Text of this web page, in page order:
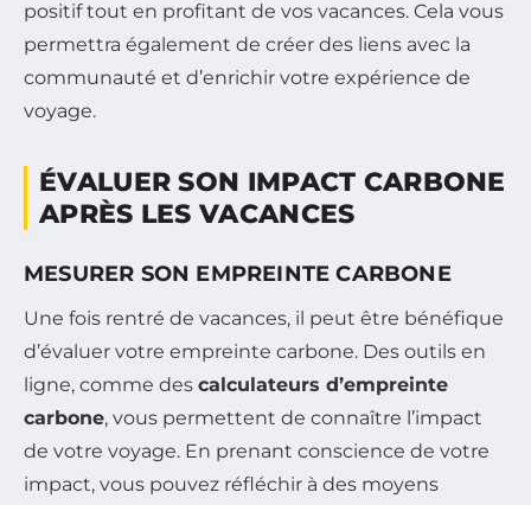
positif tout en profitant de vos vacances. Cela vous
permettra également de créer des liens avec la
communauté et d’enrichir votre expérience de
voyage.
ÉVALUER SON IMPACT CARBONE
APRÈS LES VACANCES
MESURER SON EMPREINTE CARBONE
Une fois rentré de vacances, il peut être bénéfique
d’évaluer votre empreinte carbone. Des outils en
ligne, comme des calculateurs d’empreinte
carbone, vous permettent de connaître l’impact
de votre voyage. En prenant conscience de votre
impact, vous pouvez réfléchir à des moyens